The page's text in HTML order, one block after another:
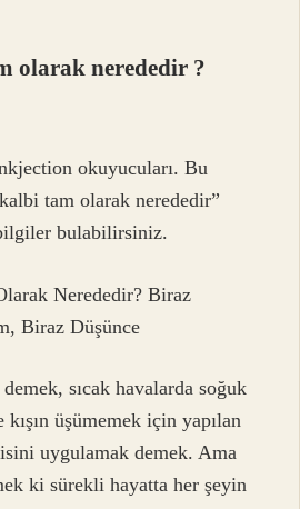
olarak nerededir ?
okuyucuları. Bu
tam olarak nerededir”
bulabilirsiniz.
Nerededir? Biraz
Biraz Düşünce
sıcak havalarda soğuk
üşümemek için yapılan
uygulamak demek. Ama
ki sürekli hayatta her şeyin